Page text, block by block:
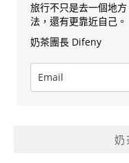
旅行不只是去一個地
法，還有更靠近自己。
奶茶團長 Difeny
奶